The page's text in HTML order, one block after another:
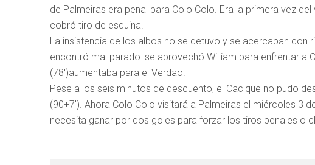
de Palmeiras era penal para Colo Colo. Era la primera vez
cobró tiro de esquina.
La insistencia de los albos no se detuvo y se acercaban
encontró mal parado: se aprovechó William para enfrentar a
(78′)aumentaba para el Verdao.
Pese a los seis minutos de descuento, el Cacique no pudo
(90+7′). Ahora Colo Colo visitará a Palmeiras el miércoles 3
necesita ganar por dos goles para forzar los tiros penales o